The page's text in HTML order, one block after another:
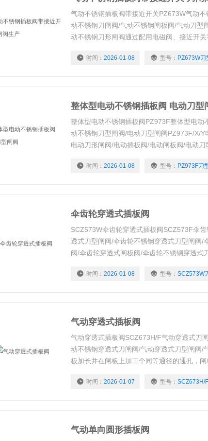
气动不锈钢插板阀带接近开关PZ673W气动
动不锈钢刀闸阀/气动不锈钢闸板阀/气动刀型
动不锈钢刀形闸阀通过配用电磁阀、接近开
根据实际需要进行选择。于、煤碳、制糖、
时间： 2026-01-08 型号： PZ673W刀
整体型电动不锈钢插板阀 电动刀型
整体型电动不锈钢插板阀PZ973F整体型电动
动不锈钢刀型闸阀/电动刀型闸阀PZ973F/X/
电动刀形闸阀/电动插板阀/电动闸板阀/电动
成，采用多回转电动装置，用以驱动和控制
时间： 2026-01-08 型号： PZ973F刀
伞齿轮穿透式插板阀
SCZ573W伞齿轮穿透式插板阀SCZ573F伞
透式刀型闸阀/伞齿轮不锈钢穿透式刀型闸阀/
阀/伞齿轮穿透式闸板阀/伞齿轮不锈钢穿透式
工个同等通径的通孔，闸板紧贴阀座做启闭
时间： 2026-01-08 型号： SCZ573W
气动穿透式插板阀
气动穿透式插板阀SCZ673H/F气动穿透式刀
动不锈钢穿透式刀闸阀/气动穿透式刀型闸阀/
板加长并在闸板上加工个同等通径的通孔，
全流通状态。排渣、纸浆、泥浆、污水等管
时间： 2026-01-07 型号： SCZ673H/F
气动单向圆形插板阀